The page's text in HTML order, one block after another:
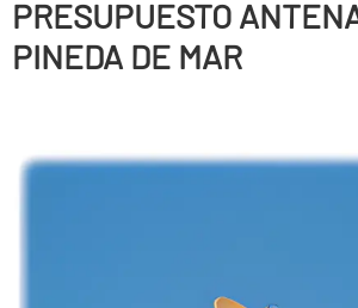
PRESUPUESTO
PINEDA DE MAR